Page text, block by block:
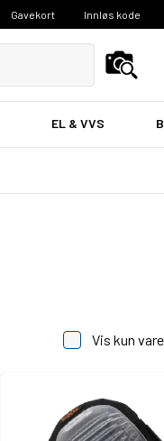
Gavekort Innløs kode
EL & VVS
Vis kun